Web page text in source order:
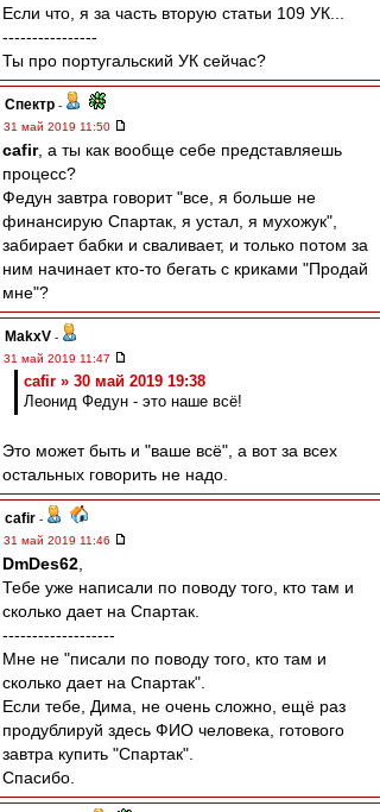
Если что, я за часть вторую статьи 109 УК...
----------------
Ты про португальский УК сейчас?
Спектр -
31 май 2019 11:50
cafir, а ты как вообще себе представляешь
процесс?
Федун завтра говорит "все, я больше не
финансирую Спартак, я устал, я мухожук",
забирает бабки и сваливает, и только потом за
ним начинает кто-то бегать с криками "Продай
мне"?
MakxV -
31 май 2019 11:47
cafir » 30 май 2019 19:38
Леонид Федун - это наше всё!
Это может быть и "ваше всё", а вот за всех
остальных говорить не надо.
cafir -
31 май 2019 11:46
DmDes62
Тебе уже написали по поводу того, кто там и
сколько дает на Спартак.
-------------------
Мне не "писали по поводу того, кто там и
сколько дает на Спартак".
Если тебе, Дима, не очень сложно, ещё раз
продублируй здесь ФИО человека, готового
завтра купить "Спартак".
Спасибо.